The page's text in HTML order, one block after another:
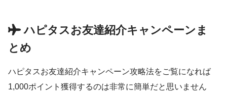
ハピタスお友達紹介キャンペーンま
とめ
ハピタスお友達紹介キャンペーン攻略法をご覧になれば
1,000ポイント獲得するのは非常に簡単だと思いません